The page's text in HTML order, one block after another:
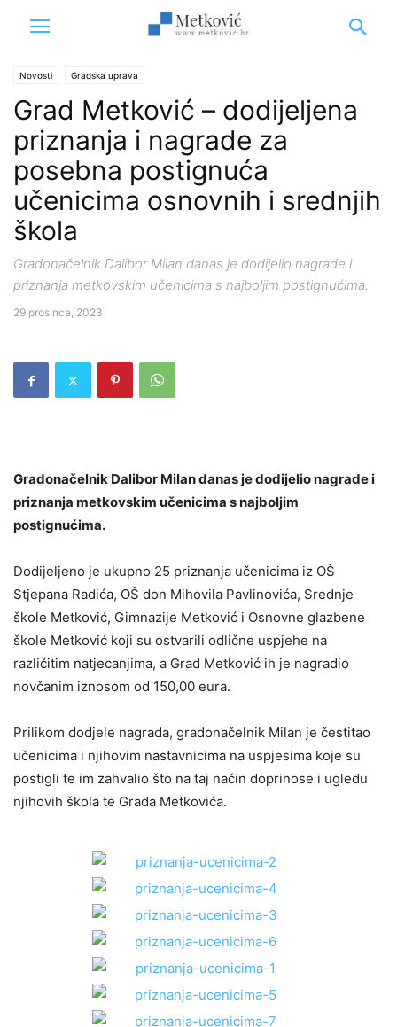
Novosti Gradska uprava
Grad Metković – dodijeljena
priznanja i nagrade za
posebna postignuća
učenicima osnovnih i srednjih
škola
Gradonačelnik Dalibor Milan danas je dodijelio nagrade i
priznanja metkovskim učenicima s najboljim postignućima.
29 prosinca, 2023
Gradonačelnik Dalibor Milan danas je dodijelio nagrade i
priznanja metkovskim učenicima s najboljim
postignućima.
Dodijeljeno je ukupno 25 priznanja učenicima iz OŠ
Stjepana Radića, OŠ don Mihovila Pavlinovića, Srednje
škole Metković, Gimnazije Metković i Osnovne glazbene
škole Metković koji su ostvarili odlične uspjehe na
različitim natjecanjima, a Grad Metković ih je nagradio
novčanim iznosom od 150,00 eura.
Prilikom dodjele nagrada, gradonačelnik Milan je čestitao
učenicima i njihovim nastavnicima na uspjesima koje su
postigli te im zahvalio što na taj način doprinose i ugledu
njihovih škola te Grada Metkovića.